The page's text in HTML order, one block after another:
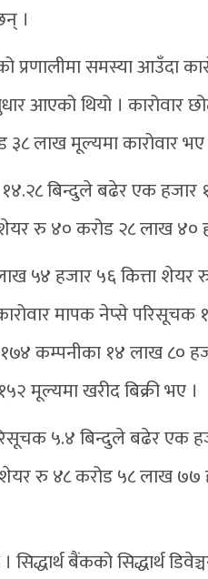
।
समस्या आउँदा
आएको थियो । कारोवार
लाख मूल्यमा कारोवार भए
बिन्दुले बढेर एक हजार
रु ४० करोड २८ लाख ४०
५४ हजार ५६ कित्ता
मापक नेप्से
कम्पनीका १४ लाख ८०
मूल्यमा खरीद बिक्री भए ।
५.४ बिन्दुले बढेर एक
रु ४८ करोड ५८ लाख ७७
बैंकको सिद्धार्थ